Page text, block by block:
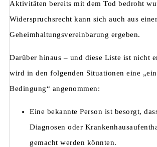
Aktivitäten bereits mit dem Tod bedroht
Widerspruchsrecht kann sich auch aus
Geheimhaltungsvereinbarung ergeben.
Darüber hinaus – und diese Liste ist nicht
wird in den folgenden Situationen eine
Bedingung“ angenommen:
Eine bekannte Person ist besorgt,
Diagnosen oder
gemacht werden könnten.